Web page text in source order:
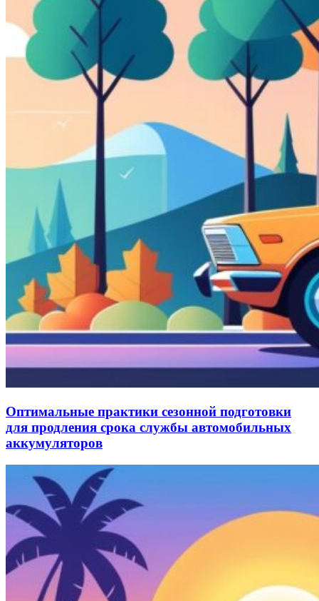
Оптимальные практики сезонной подготовки
для продления срока службы автомобильных
аккумуляторов